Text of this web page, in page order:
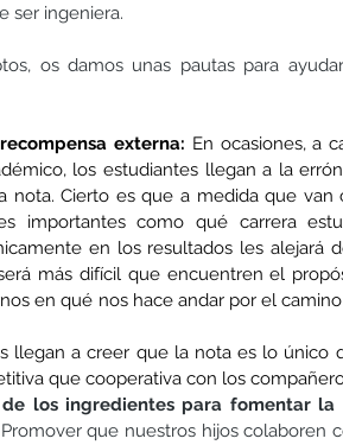
ser ingeniera.
os damos unas pautas para
externa: En ocasiones, a
los estudiantes llegan a la
Cierto es que a medida que van
importantes como qué carrera
en los resultados les alejará
más difícil que encuentren el
en qué nos hace andar por el
llegan a creer que la nota es lo único
que cooperativa con los
los ingredientes para fomentar la
que nuestros hijos colaboren